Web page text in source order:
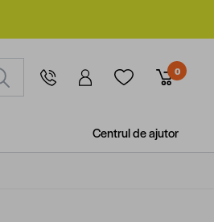
0
Centrul de ajutor